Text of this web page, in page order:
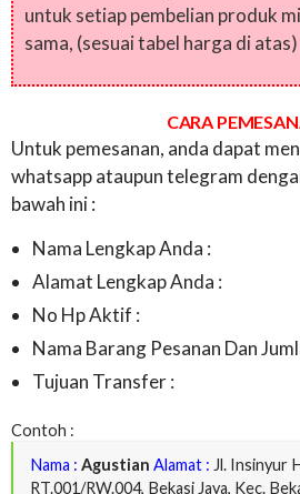
untuk setiap pembelian produk
sama, (sesuai tabel harga di atas)
CARA
Untuk pemesanan, anda dapat
whatsapp ataupun telegram
bawah ini :
Nama Lengkap Anda :
Alamat Lengkap Anda :
No Hp Aktif :
Nama Barang Pesanan Dan
Tujuan Transfer :
Contoh :
Nama : Agustian Alamat : Jl. Insinyur
RT.001/RW.004, Bekasi Jaya, Kec.